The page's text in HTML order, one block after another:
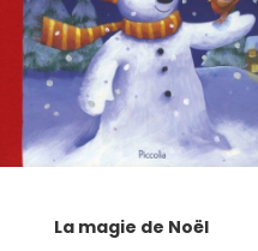
La magie de Noël